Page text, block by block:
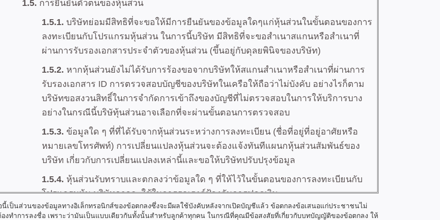
นี้เป็นส่วนของข้อมูลทางอิเล็กทรอนิกส์ของข้อตกลงซึ่งจะมีผลใช้บังคับหลังจากเปิดบัญชีแล้ว ข้อตกลงข้อเสนอแก่ประชาชนไม่
องทำการลงชื่อ เพราะว่ามันเป็นแบบเดียวกันทั้งนั้นสำหรับลูกค้าทุกคน ในกรณีที่คุณมีข้อสงสัยที่เกี่ยวกับบทบัญญัติของข้อตกลง ให้